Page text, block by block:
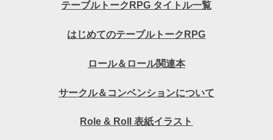
テーブルトークRPG タイトル一覧
はじめてのテーブルトークRPG
ロール＆ロール関連本
サークル＆コンベンションについて
Role & Roll 表紙イラスト